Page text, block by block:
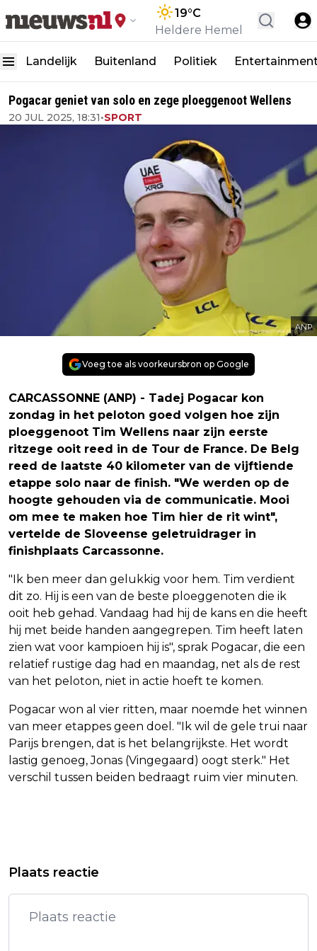
19°C
Heldere Hemel
Landelijk Buitenland Politiek
Pogacar geniet van solo en zege ploeggenoot Wellens
20 JUL 2025, 18:31•SPORT
ANP
Voeg toe als voorkeursbron op Google
CARCASSONNE (ANP) - Tadej Pogacar kon
zondag in het peloton goed volgen hoe zijn
ploeggenoot Tim Wellens naar zijn eerste
ritzege ooit reed in de Tour de France. De Belg
reed de laatste 40 kilometer van de vijftiende
etappe solo naar de finish. "We werden op de
hoogte gehouden via de communicatie. Mooi
om mee te maken hoe Tim hier de rit wint",
vertelde de Sloveense geletruidrager in
finishplaats Carcassonne.
"Ik ben meer dan gelukkig voor hem. Tim verdient
dit zo. Hij is een van de beste ploeggenoten die ik
ooit heb gehad. Vandaag had hij de kans en die heeft
hij met beide handen aangegrepen. Tim heeft laten
zien wat voor kampioen hij is", sprak Pogacar, die een
relatief rustige dag had en maandag, net als de rest
van het peloton, niet in actie hoeft te komen.
Pogacar won al vier ritten, maar noemde het winnen
van meer etappes geen doel. "Ik wil de gele trui naar
Parijs brengen, dat is het belangrijkste. Het wordt
lastig genoeg, Jonas (Vingegaard) oogt sterk." Het
verschil tussen beiden bedraagt ruim vier minuten.
INDONESIË
DJ MARTIN SOLVEIG GEEFT LAATSTE
OPTREDEN IN BRETAGNE
Plaats reactie